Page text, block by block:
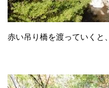
赤い吊り橋を渡っていくと、